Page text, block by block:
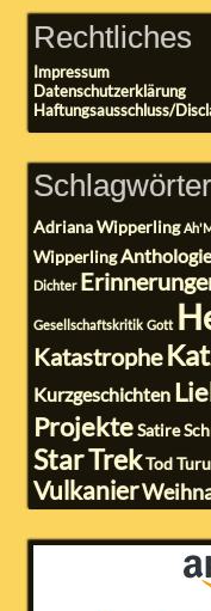
Rechtliches
Impressum
Datenschutzerklärung
Haftungsausschluss/
Schlagwörter
Adriana Wipperling
Wipperling
Dichter
Gesellschaftskritik Gott
Katastrophe
Kurzgeschichten
Projekte Satire
Star TrekTod
Vulkanier